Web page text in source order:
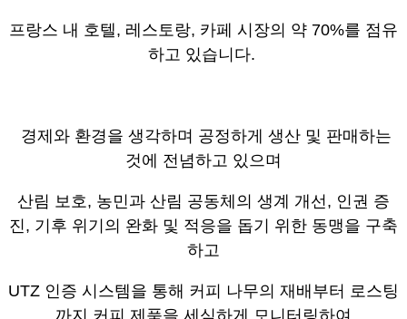
프랑스 내 호텔, 레스토랑, 카페 시장의 약 70%를 점유
하고 있습니다.
경제와 환경을 생각하며 공정하게 생산 및 판매하는
것에 전념하고 있으며
산림 보호, 농민과 산림 공동체의 생계 개선, 인권 증
진, 기후 위기의 완화 및 적응을 돕기 위한 동맹을 구축
하고
UTZ 인증 시스템을 통해 커피 나무의 재배부터 로스팅